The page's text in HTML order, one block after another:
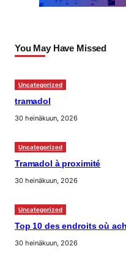
You May Have Missed
Uncategorized
tramadol
30 heinäkuun, 2026
Uncategorized
Tramadol à proximité
30 heinäkuun, 2026
Uncategorized
Top 10 des endroits où
30 heinäkuun, 2026